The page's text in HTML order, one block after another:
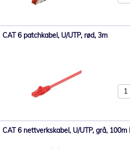
CAT 6 patchkabel, U/UTP, rød, 3m
CAT 6 nettverkskabel, U/UTP, grå, 100m